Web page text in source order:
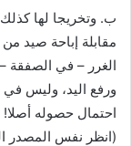
ب. وتخريجا لها
مقابلة إباحة صيد
الغرر – في الصفقة –
ورفع اليد، وليس
احتمال حصوله أصلا!
(انظر نفس المصدر